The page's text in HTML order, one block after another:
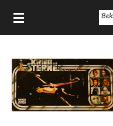
Ga
direct
hoofdinhoud